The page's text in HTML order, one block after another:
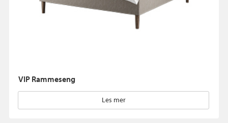
VIP Rammeseng
Les mer